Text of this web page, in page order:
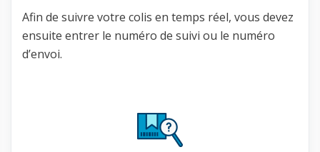
Afin de suivre votre colis en temps réel, vous devez
ensuite entrer le numéro de suivi ou le numéro
d’envoi.